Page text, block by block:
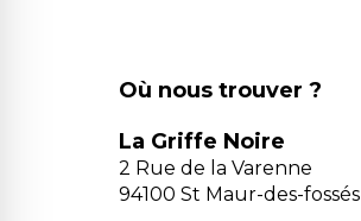
Où nous trouver ?
La Griffe Noire
2 Rue de la Varenne
94100 St Maur-des-fossés